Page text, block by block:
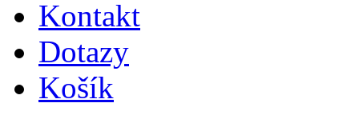
Kontakt
Dotazy
Košík